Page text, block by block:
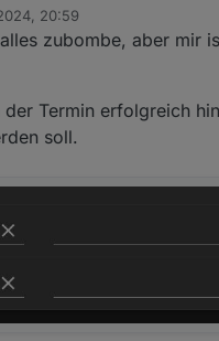
ein Verständnisproblem?
20:59
zubombe, aber mir
der Termin erfolgreich
soll.